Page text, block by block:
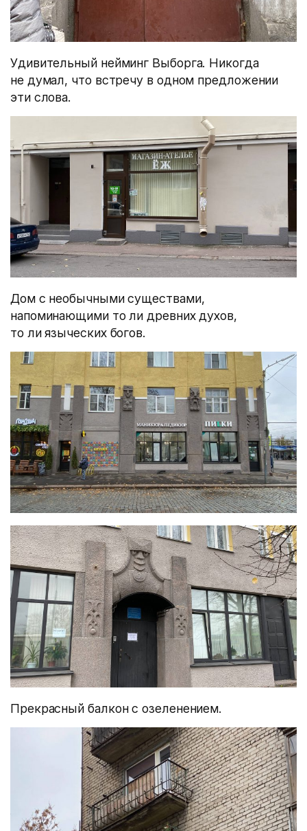
Удивительный нейминг Выборга. Никогда
не думал, что встречу в одном предложении
эти слова.
Дом с необычными существами,
напоминающими то ли древних духов,
то ли языческих богов.
Прекрасный балкон с озеленением.